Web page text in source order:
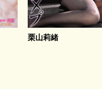
栗山莉緒